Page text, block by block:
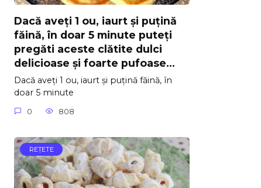
Dacă aveți 1 ou, iaurt și puțină
făină, în doar 5 minute puteți
pregăti aceste clătite dulci
delicioase și foarte pufoase…
Dacă aveți 1 ou, iaurt și puțină făină, în
doar 5 minute
0 808
REŢETE